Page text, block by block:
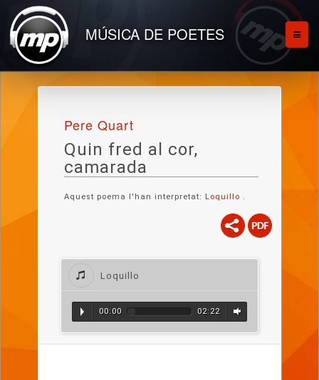
MÚSICA DE POETES
Pere Quart
Quin fred al cor,
camarada
Aquest poema l'han interpretat:Loquillo .
Loquillo
00:00 02:22